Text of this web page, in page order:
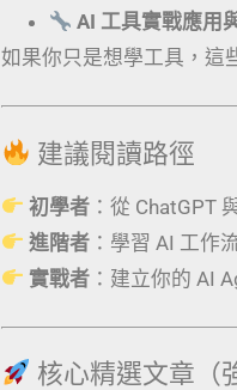
AI 工具實戰應用
如果你只是想學工具，這
建議閱讀路徑
初學者 ：從 ChatGPT
進階者 ：學習 AI 工作
實戰者 ：建立你的 AI
核心精選文章（